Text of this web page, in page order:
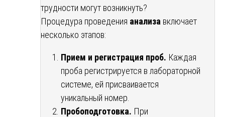
трудности могут возникнуть?
Процедура проведения анализа включает
несколько этапов:
Прием и регистрация проб. Каждая
проба регистрируется в лабораторной
системе, ей присваивается
уникальный номер.
Пробоподготовка. При